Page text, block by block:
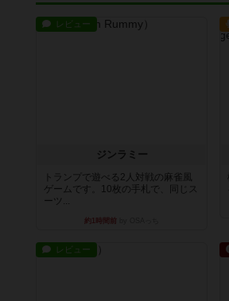
レビュー
ジンラミー
トランプで遊べる2人対戦の麻雀風
ゲームです。10枚の手札で、同じス
ーツ...
約1時間前
レビュー